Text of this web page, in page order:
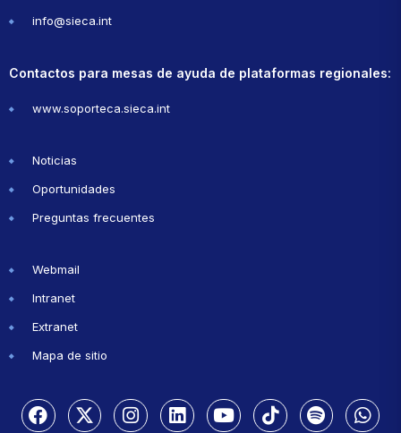
info@sieca.int
Contactos para mesas de ayuda de plataformas regionales:
www.soporteca.sieca.int
Noticias
Oportunidades
Preguntas frecuentes
Webmail
Intranet
Extranet
Mapa de sitio